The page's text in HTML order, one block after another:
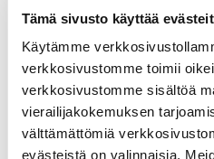
Tämä sivusto käyttää
Käytämme
verkkosivustomme toimii
verkkosivustomme sisältöä
vierailijakokemuksen
välttämättömiä
evästeistä on valinnaisia.